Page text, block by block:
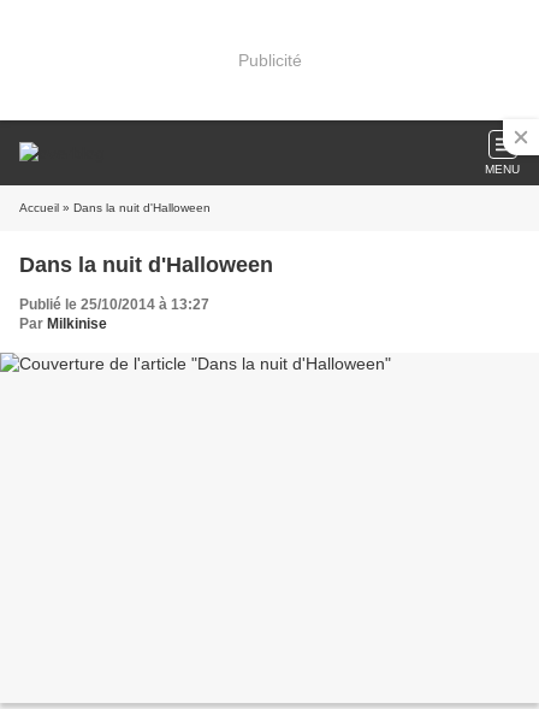
Publicité
MENU
Accueil » Dans la nuit d'Halloween
Dans la nuit d'Halloween
Publié le 25/10/2014 à 13:27
Par Milkinise